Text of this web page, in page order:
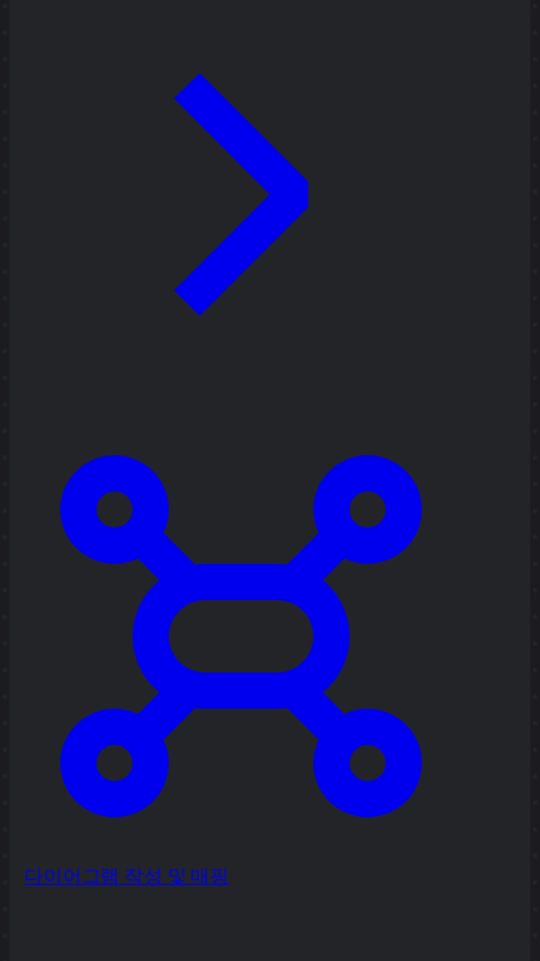
다이어그램 작성 및 매핑